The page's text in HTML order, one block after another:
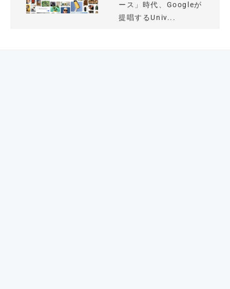
ース」時代、Googleが
提唱するUniv...